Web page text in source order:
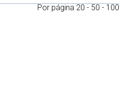
Por página 20 - 50 - 100